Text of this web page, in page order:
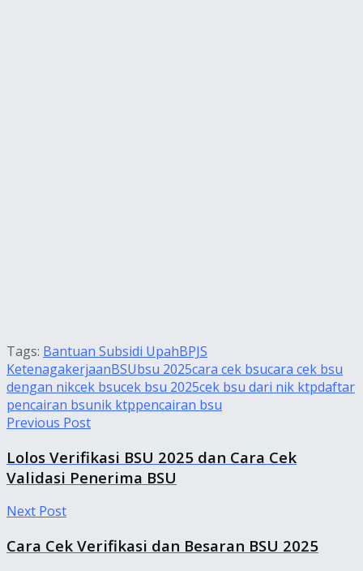
Tags: Bantuan Subsidi UpahBPJS
KetenagakerjaanBSUbsu 2025cara cek bsucara cek bsu
dengan nikcek bsucek bsu 2025cek bsu dari nik ktpdaftar
pencairan bsunik ktppencairan bsu
Previous Post
Lolos Verifikasi BSU 2025 dan Cara Cek
Validasi Penerima BSU
Next Post
Cara Cek Verifikasi dan Besaran BSU 2025